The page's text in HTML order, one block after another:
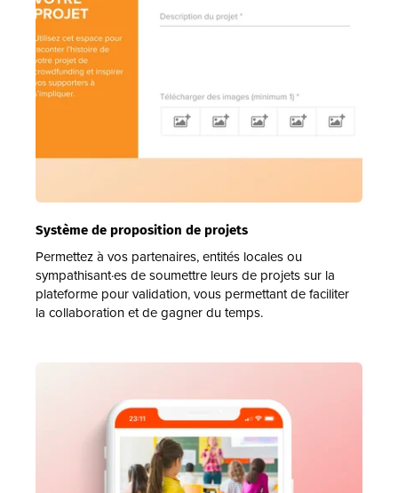
Système de proposition de projets
Permettez à vos partenaires, entités locales ou
sympathisant·es de soumettre leurs de projets sur la
plateforme pour validation, vous permettant de faciliter
la collaboration et de gagner du temps.